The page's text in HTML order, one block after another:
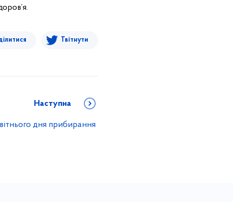
Твітнути
Наступна
дня прибирання